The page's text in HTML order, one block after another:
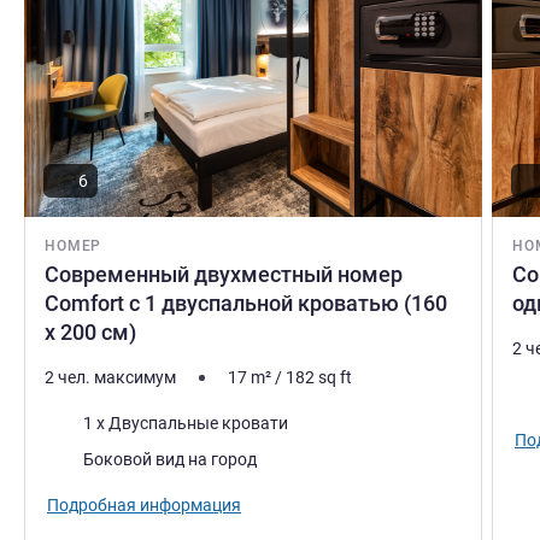
НОМЕР
Современный двухместный номер
Comfort с 1 двуспальной кроватью (160
x 200 см)
6
2 чел. максимум 17 m²/ 182sq ft
Постель1 x Двуспальные кровати
Виды:Боковой вид на город
Подробная информация
2